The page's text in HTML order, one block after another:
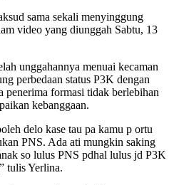
sama sekali menyinggung
video yang diunggah Sabtu, 13
unggahannya menuai kecaman
perbedaan status P3K dengan
penerima formasi tidak berlebihan
kebanggaan.
delo kase tau pa kamu p ortu
PNS. Ada ati mungkin saking
so lulus PNS pdhal lulus jd P3K
tulis Yerlina.